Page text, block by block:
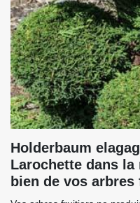
Holderbaum
Larochette dans
bien de vos